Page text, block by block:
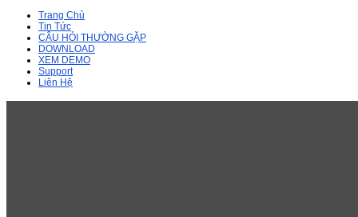
Trang Chủ
Tin Tức
CÂU HỎI THƯỜNG GẶP
DOWNLOAD
XEM DEMO
Support
Liên Hệ